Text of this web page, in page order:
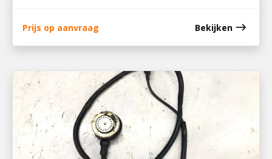
Prijs op aanvraag Bekijken east